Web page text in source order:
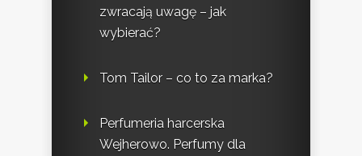
zwracają uwagę – jak
wybierać?
Tom Tailor – co to za marka?
Perfumeria harcerska
Wejherowo. Perfumy dla